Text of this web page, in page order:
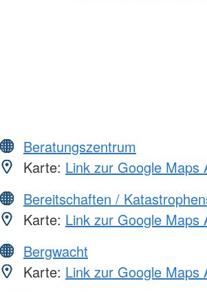
Beratungszentrum
Karte: Link zur Google Maps
Bereitschaften /
Karte: Link zur Google Maps
Bergwacht
Karte: Link zur Google Maps